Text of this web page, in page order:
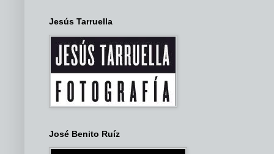
Jesús Tarruella
José Benito Ruíz